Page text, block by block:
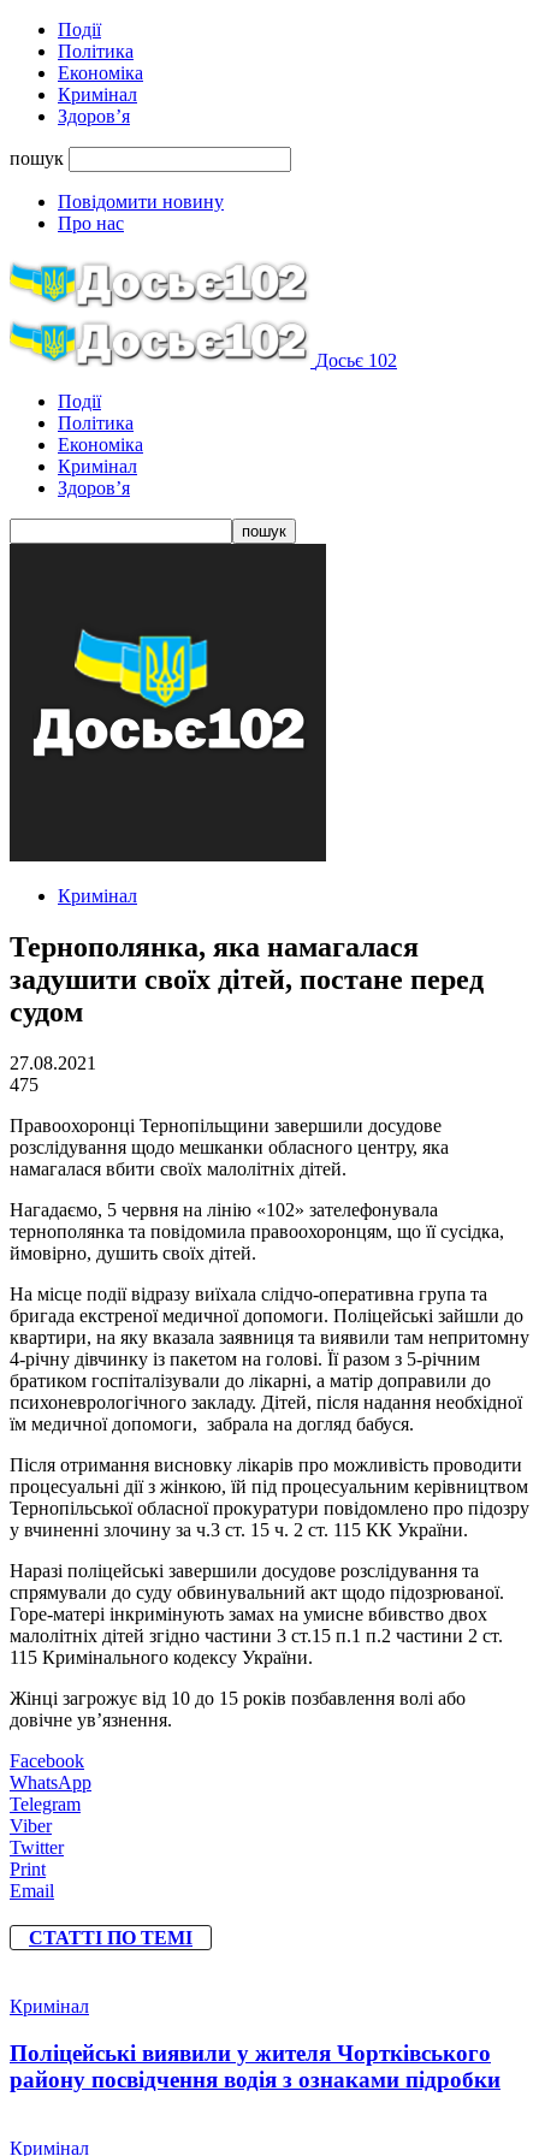
Події
Політика
Економіка
Кримінал
Здоров’я
пошук
Повідомити новину
Про нас
Досьє 102
Події
Політика
Економіка
Кримінал
Здоров’я
Кримінал
Тернополянка, яка намагалася
задушити своїх дітей, постане перед
судом
27.08.2021
475
Правоохоронці Тернопільщини завершили досудове
розслідування щодо мешканки обласного центру, яка
намагалася вбити своїх малолітніх дітей.
Нагадаємо, 5 червня на лінію «102» зателефонувала
тернополянка та повідомила правоохоронцям, що її сусідка,
ймовірно, душить своїх дітей.
На місце події відразу виїхала слідчо-оперативна група та
бригада екстреної медичної допомоги. Поліцейські зайшли до
квартири, на яку вказала заявниця та виявили там непритомну
4-річну дівчинку із пакетом на голові. Її разом з 5-річним
братиком госпіталізували до лікарні, а матір доправили до
психоневрологічного закладу. Дітей, після надання необхідної
їм медичної допомоги, забрала на догляд бабуся.
Після отримання висновку лікарів про можливість проводити
процесуальні дії з жінкою, їй під процесуальним керівництвом
Тернопільської обласної прокуратури повідомлено про підозру
у вчиненні злочину за ч.3 ст. 15 ч. 2 ст. 115 КК України.
Наразі поліцейські завершили досудове розслідування та
спрямували до суду обвинувальний акт щодо підозрюваної.
Горе-матері інкримінують замах на умисне вбивство двох
малолітніх дітей згідно частини 3 ст.15 п.1 п.2 частини 2 ст.
115 Кримінального кодексу України.
Жінці загрожує від 10 до 15 років позбавлення волі або
довічне ув’язнення.
Facebook
WhatsApp
Telegram
Viber
Twitter
Print
Email
СТАТТІ ПО ТЕМІ
Кримінал
Поліцейські виявили у жителя Чортківського
району посвідчення водія з ознаками підробки
Кримінал